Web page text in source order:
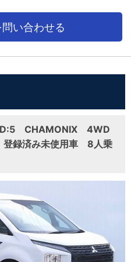
い合わせる
CHAMONIX 4WD
録済み未使用車 8人乗